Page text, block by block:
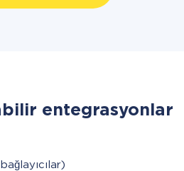
entegrasyonlar